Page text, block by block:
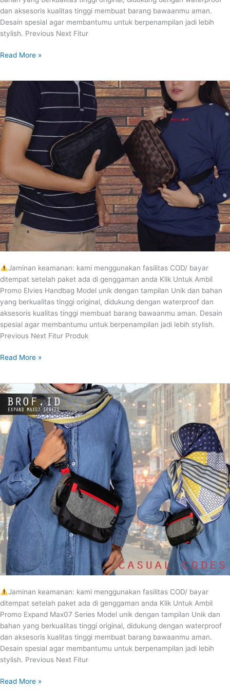
dan aksesoris kualitas tinggi membuat barang bawaanmu aman.
Desain spesial agar membantumu untuk berpenampilan jadi lebih
stylish. Previous Next Fitur
Read More »
Jaminan keamanan: kami menggunakan fasilitas COD/ bayar
ditempat setelah paket ada di genggaman anda Klik Untuk Ambil
Promo Elvies Handbag Model unik dengan tampilan Unik dan bahan
yang berkualitas tinggi original, didukung dengan waterproof dan
aksesoris kualitas tinggi membuat barang bawaanmu aman. Desain
spesial agar membantumu untuk berpenampilan jadi lebih stylish.
Previous Next Fitur Produk
ELVIES
HANDBAG
Read More »
Jaminan keamanan: kami menggunakan fasilitas COD/ bayar
ditempat setelah paket ada di genggaman anda Klik Untuk Ambil
Promo Expand Max07 Series Model unik dengan tampilan Unik dan
bahan yang berkualitas tinggi original, didukung dengan waterproof
dan aksesoris kualitas tinggi membuat barang bawaanmu aman.
Desain spesial agar membantumu untuk berpenampilan jadi lebih
stylish. Previous Next Fitur
EXPAND
MAX07
SERIES
Read More »